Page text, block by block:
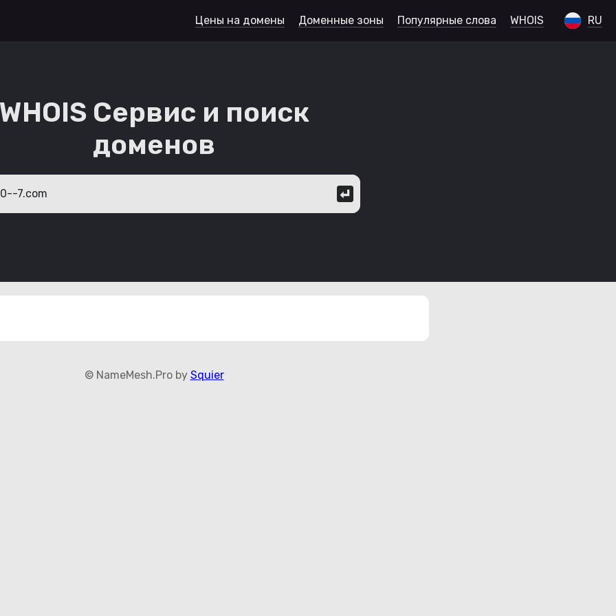
RU
Цены на домены Доменные зоны Популярные слова WHOIS
WHOIS Сервис и поиск
доменов
© NameMesh.Pro by Squier